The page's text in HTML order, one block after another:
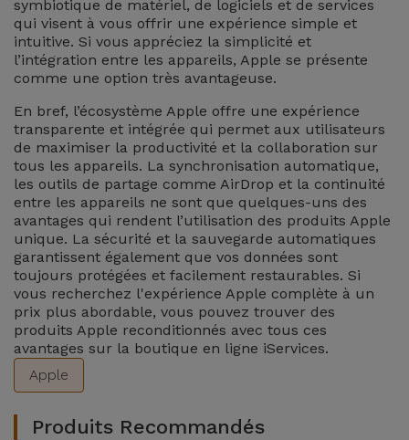
symbiotique de matériel, de logiciels et de services
qui visent à vous offrir une expérience simple et
intuitive. Si vous appréciez la simplicité et
l’intégration entre les appareils, Apple se présente
comme une option très avantageuse.
En bref, l’écosystème Apple offre une expérience
transparente et intégrée qui permet aux utilisateurs
de maximiser la productivité et la collaboration sur
tous les appareils. La synchronisation automatique,
les outils de partage comme AirDrop et la continuité
entre les appareils ne sont que quelques-uns des
avantages qui rendent l’utilisation des produits Apple
unique. La sécurité et la sauvegarde automatiques
garantissent également que vos données sont
toujours protégées et facilement restaurables. Si
vous recherchez l'expérience Apple complète à un
prix plus abordable, vous pouvez trouver des
produits Apple reconditionnés avec tous ces
avantages sur la boutique en ligne iServices.
Apple
Produits Recommandés